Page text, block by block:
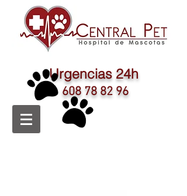
Urgencias 24h
608 78 82 96